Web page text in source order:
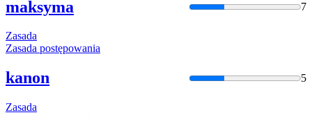
maksyma 7
Zasada
Zasada postępowania
kanon 5
Zasada